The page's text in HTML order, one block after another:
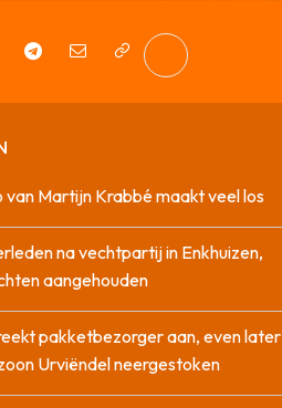
van Martijn Krabbé maakt veel los
na vechtpartij in Enkhuizen,
aangehouden
pakketbezorger aan, even later
Urviëndel neergestoken